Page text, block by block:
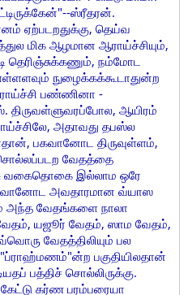
ஸ்ரீதரன்.
ஏற்படறதுக்கு, தெய்வ
மிக ஆழமான ஆராய்ச்சியும்,
தெரிஞ்சுக்கணும், நம்மோட
எள்ளளவும் நுழைக்கக்கூடாதுன்ற
பண்ணினா -
திருவள்ளுவரப்போல, ஆயிரம்
அதாவது தபஸ்ல
பகவானோட திருவுள்ளம்,
வேதத்தை
வகைதொகை இல்லாம ஒரே
அவதாரமான வ்யாஸ
அந்த வேதங்களை நாலா
வேதம், யஜூர் வேதம், ஸாம வேதம்,
வேதத்திலியும் பல
"ப்ராஹ்மணம்"ன்ற பகுதியிலதான்
பத்திச் சொல்லிருக்கு.
கர்ண பரம்பரையா